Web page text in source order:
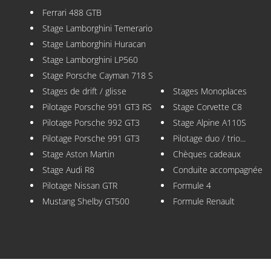
Ferrari 488 GTB
Stage Lamborghini Temerario
Stage Lamborghini Huracan
Stage Lamborghini LP560
Stage Porsche Cayman 718 S
Stages de drift / glisse
Pilotage Porsche 991 GT3 RS
Pilotage Porsche 992 GT3
Pilotage Porsche 991 GT3
Stage Aston Martin
Stage Audi R8
Pilotage Nissan GTR
Mustang Shelby GT500
Stages Monoplaces
Stage Corvette C8
Stage Alpine A110S
Pilotage duo / trio...
Chèques cadeaux
Conduite accompagnée
Formule 4
Formule Renault